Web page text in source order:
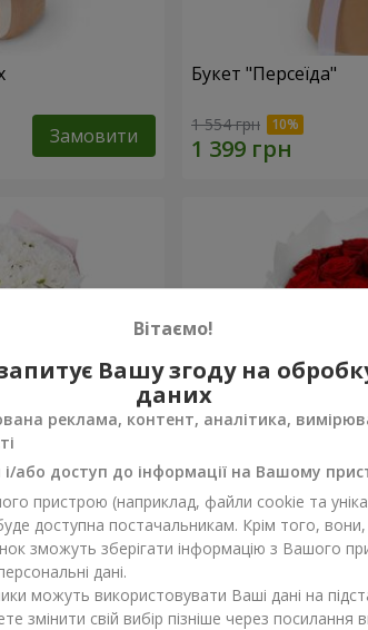
Замовити
Букет "Персеїда"
1 554 грн
Замовити
Монобукет з 11
1 249 грн
Вітаємо!
Вашу згоду на
даних
реклама, контент, аналітика,
або доступ до інформації на Вашому
пристрою (наприклад, файли cookie та
доступна постачальникам. Крім того,
зможуть зберігати інформацію з Вашого
дані.
можуть використовувати Ваші дані на
змінити свій вибір пізніше через посилання